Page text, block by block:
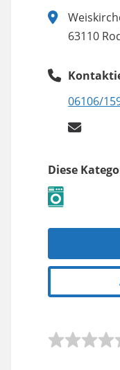
63110
06106/
Diese